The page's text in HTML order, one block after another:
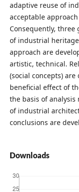
adaptive reuse of
acceptable
Consequently,
of industrial
approach are
artistic, technical.
(social concepts)
beneficial effect of
the basis of
of industrial
conclusions are
Downloads